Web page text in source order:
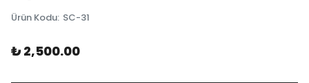
Ürün Kodu: SC-31
₺ 2,500.00